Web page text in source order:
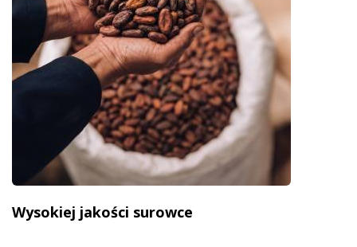
Wysokiej jakości surowce